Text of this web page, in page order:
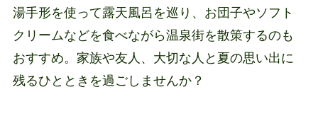
湯手形を使って露天風呂を巡り、お団子やソフト
クリームなどを食べながら温泉街を散策するのも
おすすめ。家族や友人、大切な人と夏の思い出に
残るひとときを過ごしませんか？